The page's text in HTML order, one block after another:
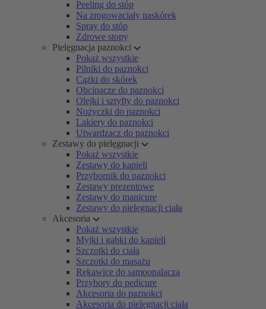
Peeling do stóp
Na zrogowaciały naskórek
Spray do stóp
Zdrowe stopy
Pielęgnacja paznokci
Pokaż wszystkie
Pilniki do paznokci
Cążki do skórek
Obcinacze do paznokci
Olejki i sztyfty do paznokci
Nożyczki do paznokci
Lakiery do paznokci
Utwardzacz do paznokci
Zestawy do pielęgnacji
Pokaż wszystkie
Zestawy do kąpieli
Przybornik do paznokci
Zestawy prezentowe
Zestawy do manicure
Zestawy do pielęgnacji ciała
Akcesoria
Pokaż wszystkie
Myjki i gąbki do kąpieli
Szczotki do ciała
Szczotki do masażu
Rękawice do samoopalacza
Przybory do pedicure
Akcesoria do paznokci
Akcesoria do pielęgnacji ciała